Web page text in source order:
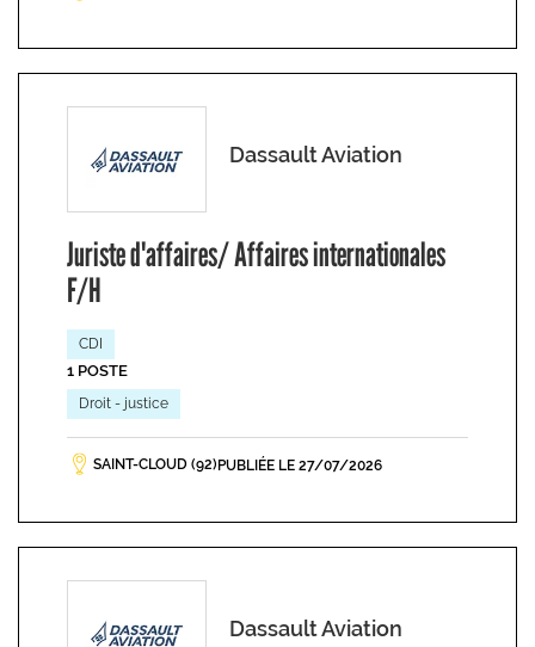
Dassault Aviation
Juriste d'affaires/ Affaires internationales
F/H
CDI
1 POSTE
Droit - justice
SAINT-CLOUD (92) PUBLIÉE LE 27/07/2026
Dassault Aviation